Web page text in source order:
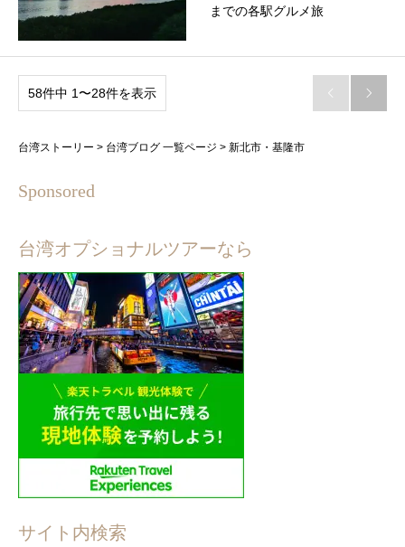
までの各駅グルメ旅
58件中 1〜28件を表示  
台湾ストーリー > 台湾ブログ 一覧ページ > 新北市・基隆市
Sponsored
台湾オプショナルツアーなら
サイト内検索